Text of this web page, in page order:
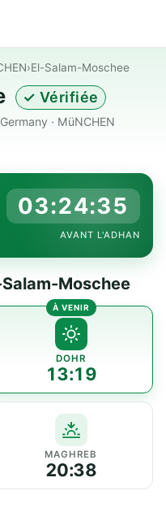
›El-Salam-Moschee
✓ Vérifiée
· MüNCHEN
03:24:35
AVANT L'ADHAN
Moschee
DOHR
13:19
MAGHREB
20:38